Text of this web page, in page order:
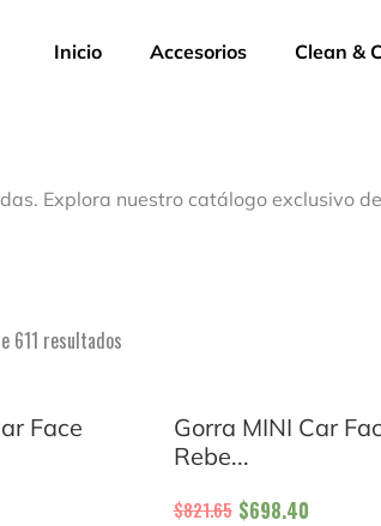
Inicio Accesorios Clean &
Explora nuestro catálogo exclusivo
611 resultados
Face
Gorra MINI Car
Rebe...
$821.65 $698.40